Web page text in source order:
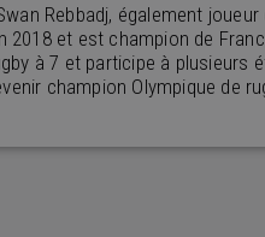
Rebbadj, également
et est champion de
à 7 et participe à plusieurs
champion Olympique de